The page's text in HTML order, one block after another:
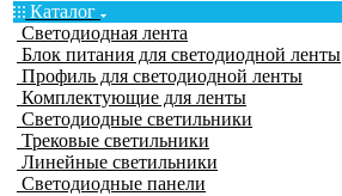
Каталог
Светодиодная лента
Блок питания для светодиодной ленты
Профиль для светодиодной ленты
Комплектующие для ленты
Светодиодные светильники
Трековые светильники
Линейные светильники
Светодиодные панели